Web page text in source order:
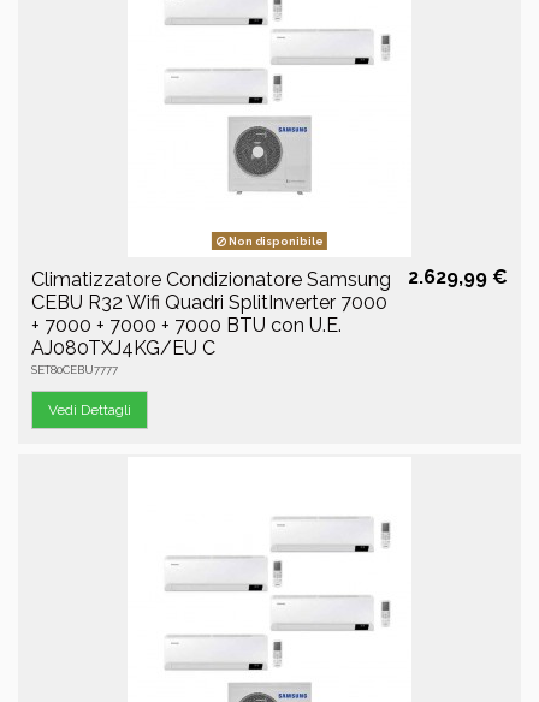
Non disponibile
Climatizzatore Condizionatore Samsung
CEBU R32 Wifi Quadri SplitInverter 7000
+ 7000 + 7000 + 7000 BTU con U.E.
AJ080TXJ4KG/EU C
SET80CEBU7777
2.629,99 €
Vedi Dettagli